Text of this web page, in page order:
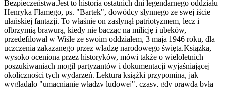
Bezpieczeństwa.Jest to historia ostatnich dni legendarnego oddziału
Henryka Flamego, ps. "Bartek", dowódcy słynnego ze swej iście
ułańskiej fantazji. To właśnie on zasłynął patriotyzmem, lecz i
olbrzymią brawurą, kiedy nie bacząc na milicję i ubeków,
przedefilował w Wiśle ze swoim oddziałem, 3 maja 1946 roku, dla
uczczenia zakazanego przez władzę narodowego święta.Książka,
wysoko oceniona przez historyków, mówi także o wieloletnich
poszukiwaniach mogił partyzantów i dokumentacji wyjaśniającej
okoliczności tych wydarzeń. Lektura książki przypomina, jak
wyglądało "umacnianie władzy ludowej", czasy, gdy prawda była